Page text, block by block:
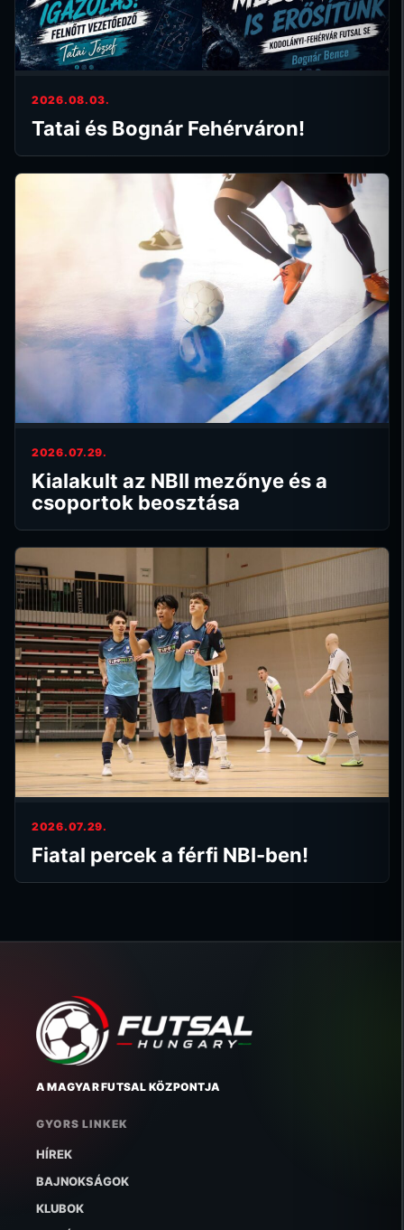
2026.08.03.
Tatai és Bognár Fehérváron!
2026.07.29.
Kialakult az NBII mezőnye és a
csoportok beosztása
2026.07.29.
Fiatal percek a férfi NBI-ben!
A MAGYAR FUTSAL KÖZPONTJA
GYORS LINKEK
HÍREK
BAJNOKSÁGOK
KLUBOK